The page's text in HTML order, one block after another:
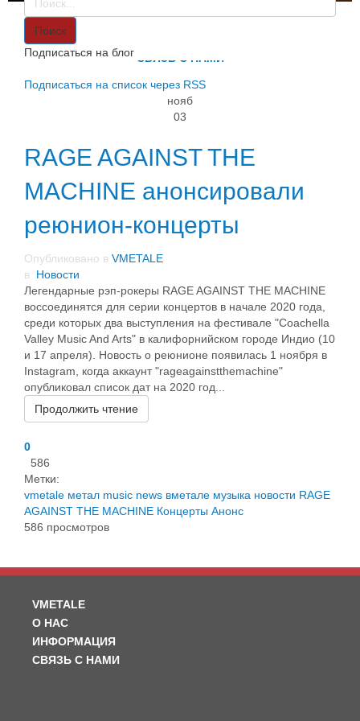
СВЯЗЬ С НАМИ
Поиск
Подписаться на блог
Подписаться на список через RSS
нояб
03
RAGE AGAINST THE
MACHINE анонсировали
реюнион-концерты
Опубликовано в VMETALE
в Новости
Легендарные рэп-рокеры RAGE AGAINST THE MACHINE
воссоединятся для серии концертов в начале 2020 года,
среди которых два выступления на фестивале "Coachella
Valley Music And Arts" в калифорнийском городе Индио (10
и 17 апреля). Новость о реюнионе появилась 1 ноября в
Instagram, когда аккаунт "rageagainstthemachine"
опубликовал список дат на 2020 год...
Продолжить чтение
0
586
Метки:
vmetale метал music news вметале музыка новости RAGE
AGAINST THE MACHINE Концерты Анонс
586 просмотров
VMETALE
О НАС
ИНФОРМАЦИЯ
СВЯЗЬ С НАМИ